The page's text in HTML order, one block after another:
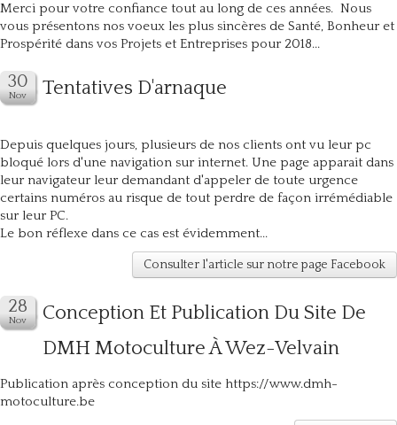
Merci pour votre confiance tout au long de ces années. Nous
vous présentons nos voeux les plus sincères de Santé, Bonheur et
Prospérité dans vos Projets et Entreprises pour 2018...
Tentatives D'arnaque
Depuis quelques jours, plusieurs de nos clients ont vu leur pc
bloqué lors d'une navigation sur internet. Une page apparait dans
leur navigateur leur demandant d'appeler de toute urgence
certains numéros au risque de tout perdre de façon irrémédiable
sur leur PC.
Le bon réflexe dans ce cas est évidemment...
Consulter l'article sur notre page Facebook
Conception Et Publication Du Site De
DMH Motoculture À Wez-Velvain
Publication après conception du site https://www.dmh-
motoculture.be